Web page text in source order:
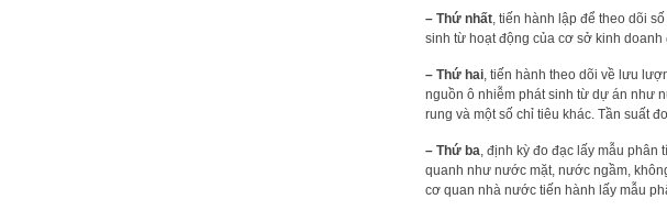
– Thứ nhất, tiến hành lập để theo dõi
sinh từ hoạt động của cơ sở kinh
– Thứ hai, tiến hành theo dõi về lưu
nguồn ô nhiễm phát sinh từ dự án như
rung và một số chỉ tiêu khác. Tần suất
– Thứ ba, định kỳ đo đạc lấy mẫu phân
quanh như nước mặt, nước ngầm,
cơ quan nhà nước tiến hành lấy mẫu